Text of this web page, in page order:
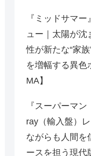
『ミッドサマ
ュー｜太陽が沈
性が新たな“家
を増幅する異色
MA】
『スーパーマ
ray（輸入盤）
ながらも人間を
ースを担う現代